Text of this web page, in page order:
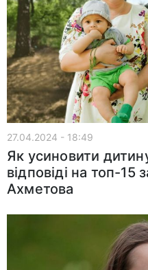
27.04.2024 - 18:49
Як усиновити
відповіді на топ-15
Ахметова